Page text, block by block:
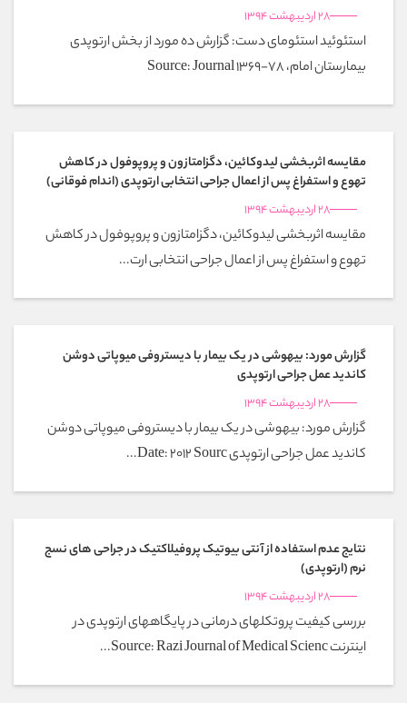
28 اردیبهشت 1394
استئوئید استئومای دست: گزارش ده مورد از بخش ارتوپدی
بیمارستان امام، 78-1369 Source: Journal
مقایسه اثربخشی لیدوکائین، دگزامتازون و پروپوفول در کاهش
تهوع و استفراغ پس از اعمال جراحی انتخابی ارتوپدی (اندام فوقانی)
28 اردیبهشت 1394
مقایسه اثربخشی لیدوکائین، دگزامتازون و پروپوفول در کاهش
تهوع و استفراغ پس از اعمال جراحی انتخابی ارت...
گزارش مورد: بیهوشی در یک بیمار با دیستروفی میوپاتی دوشن
کاندید عمل جراحی ارتوپدی
28 اردیبهشت 1394
گزارش مورد: بیهوشی در یک بیمار با دیستروفی میوپاتی دوشن
کاندید عمل جراحی ارتوپدی Date: 2012 Sourc...
نتایج عدم استفاده از آنتی بیوتیک پروفیلاکتیک در جراحی های نسج
نرم (ارتوپدی)
28 اردیبهشت 1394
بررسی کیفیت پروتکلهای درمانی در پایگاههای ارتوپدی در
اینترنت Source: Razi Journal of Medical Scienc...